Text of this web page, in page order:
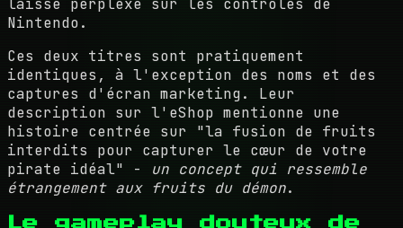
laisse perplexe sur les contrôles de
Nintendo.
Ces deux titres sont pratiquement
identiques, à l'exception des noms et des
captures d'écran marketing. Leur
description sur l'eShop mentionne une
histoire centrée sur "la fusion de fruits
interdits pour capturer le cœur de votre
pirate idéal" - un concept qui ressemble
étrangement aux fruits du démon.
Le gameplay douteux de